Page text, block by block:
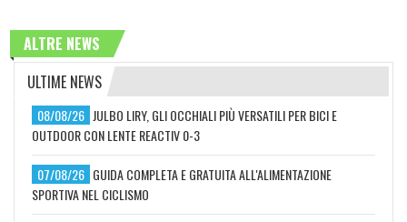
ALTRE NEWS
ULTIME NEWS
08/08/26 JULBO LIRY, GLI OCCHIALI PIÙ VERSATILI PER BICI E
OUTDOOR CON LENTE REACTIV 0-3
07/08/26 GUIDA COMPLETA E GRATUITA ALL'ALIMENTAZIONE
SPORTIVA NEL CICLISMO